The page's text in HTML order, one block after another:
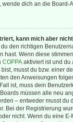
wende dich an die Board-
kann mich aber
den richtigen
hast. Wenn diese
COPPA aktiviert ist und du
musst du bzw. einer
den Anweisungen
ist, muss dein
müssen alle neu
– entweder musst du
Bei der Registrierung
nicht. Wenn du eine